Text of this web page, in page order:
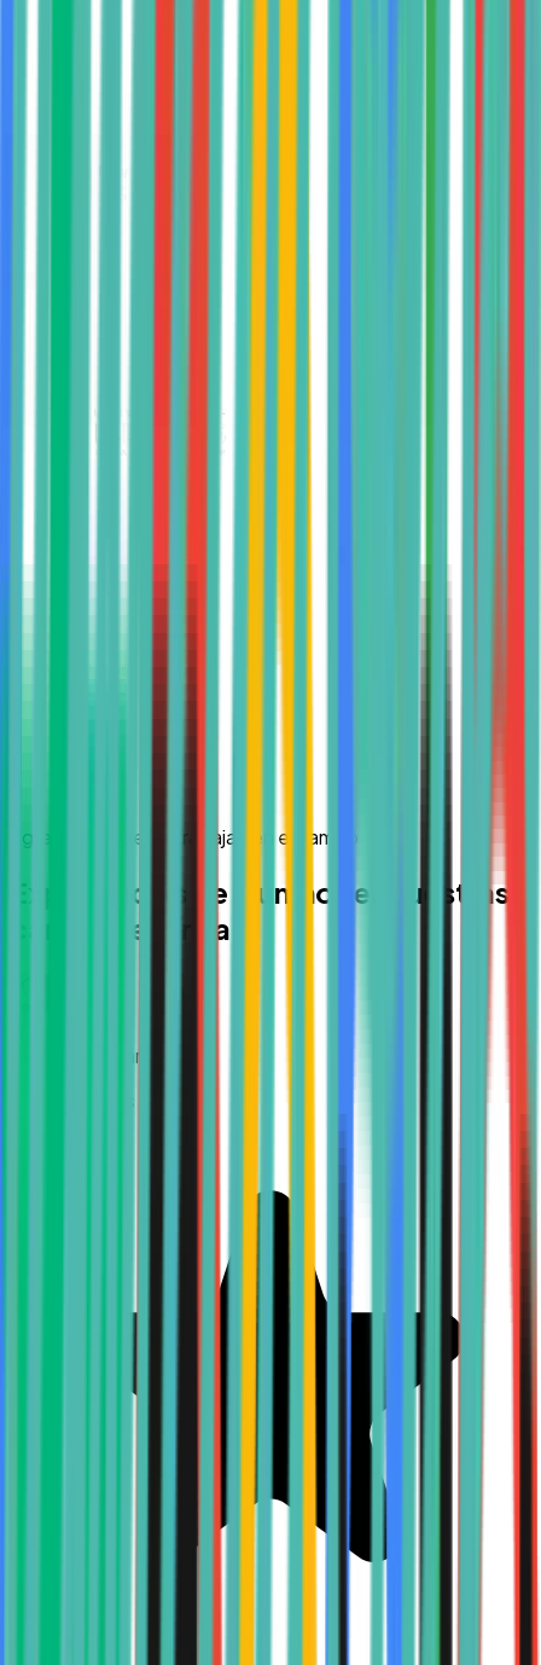
Egresados que ya trabajan en el campo
Experiencias de alumnos en nuestras
carreras en línea
Regina Salazar